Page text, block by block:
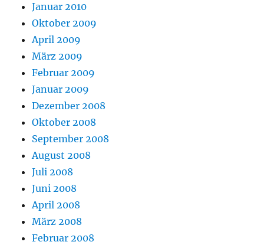
Januar 2010
Oktober 2009
April 2009
März 2009
Februar 2009
Januar 2009
Dezember 2008
Oktober 2008
September 2008
August 2008
Juli 2008
Juni 2008
April 2008
März 2008
Februar 2008